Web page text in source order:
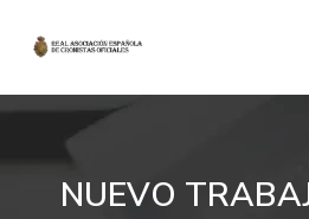
NUEVO